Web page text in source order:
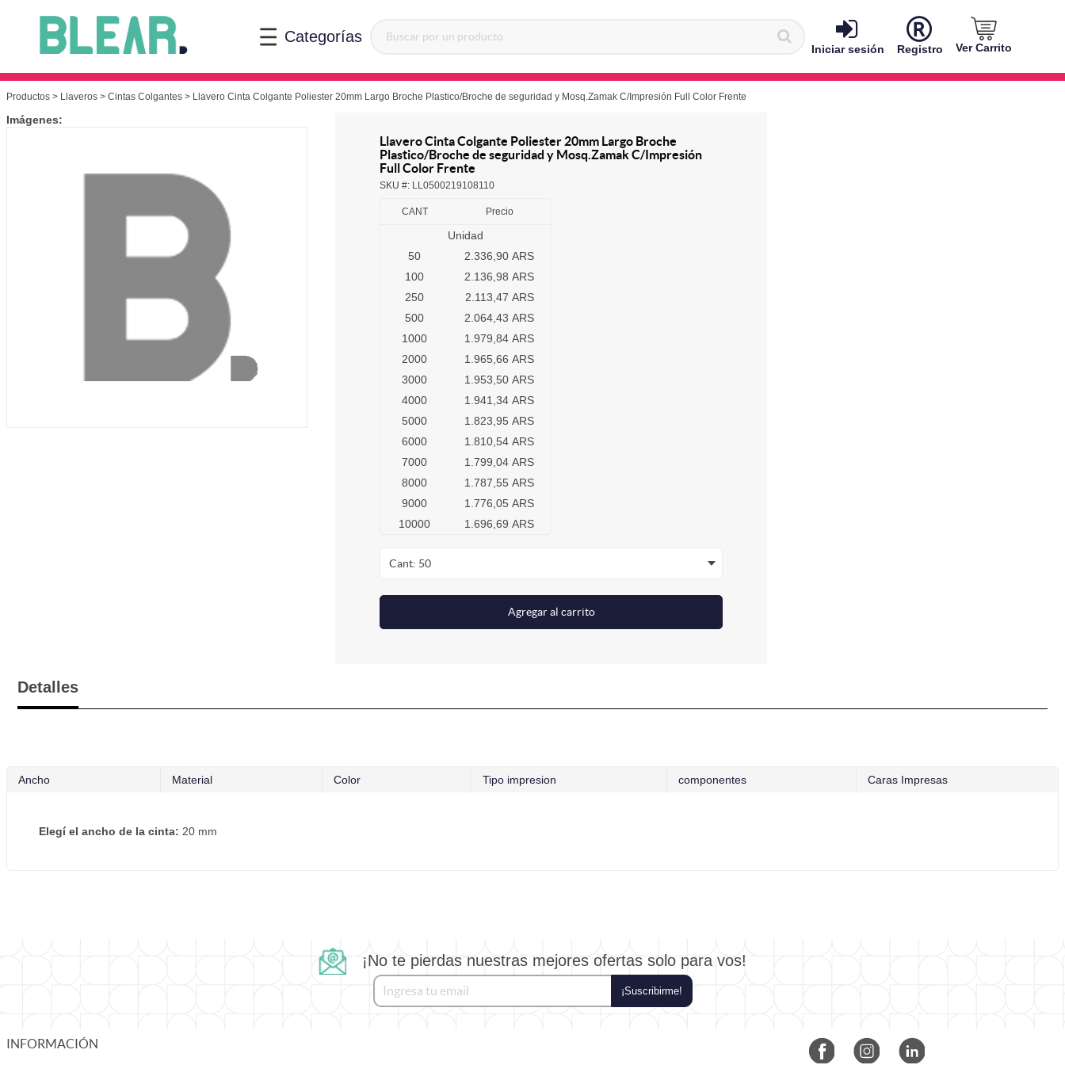
Categorías
Iniciar sesión Registro Ver Carrito
Productos > Llaveros > Cintas Colgantes > Llavero Cinta Colgante Poliester 20mm Largo Broche Plastico/Broche de seguridad y Mosq.Zamak C/Impresión Full Color Frente
Imágenes:
Llavero Cinta Colgante Poliester 20mm Largo Broche
Plastico/Broche de seguridad y Mosq.Zamak C/Impresión
Full Color Frente
SKU #: LL0500219108110
CANT Precio
Unidad
50
2.336,90 ARS
100
2.136,98 ARS
250
2.113,47 ARS
500
2.064,43 ARS
1000
1.979,84 ARS
2000
1.965,66 ARS
3000
1.953,50 ARS
4000
1.941,34 ARS
5000
1.823,95 ARS
6000
1.810,54 ARS
7000
1.799,04 ARS
8000
1.787,55 ARS
9000
1.776,05 ARS
10000
1.696,69 ARS
Cant: 50
Agregar al carrito
Detalles
Ancho Material Color Tipo impresion componentes Caras Impresas
Elegí el ancho de la cinta: 20 mm
¡No te pierdas nuestras mejores ofertas solo para vos!
¡Suscribirme!
INFORMACIÓN